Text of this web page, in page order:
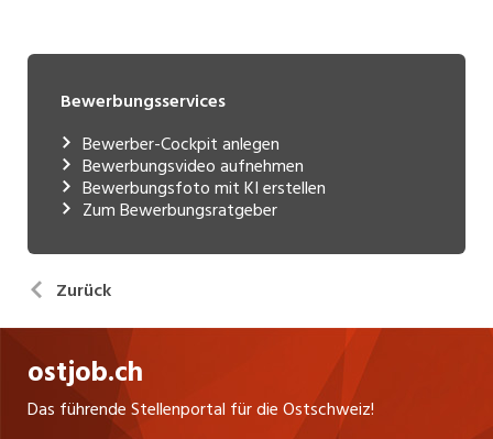
Bewerbungsservices
Bewerber-Cockpit anlegen
Bewerbungsvideo aufnehmen
Bewerbungsfoto mit KI erstellen
Zum Bewerbungsratgeber
Zurück
ostjob.ch
Das führende Stellenportal für die Ostschweiz!